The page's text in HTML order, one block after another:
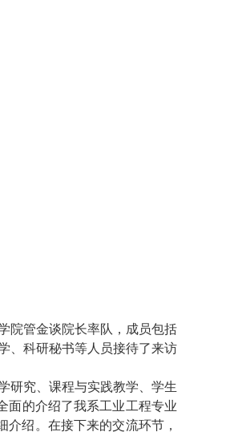
院管金谈院长率队，成员包括
、科研秘书等人员接待了来访
研究、课程与实践教学、学生
面的介绍了我系工业工程专业
绍。在接下来的交流环节，